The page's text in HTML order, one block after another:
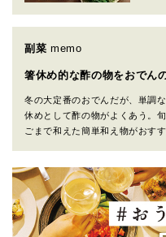
副菜 memo
箸休め的な酢の物をおでん
冬の大定番のおでんだが、単調
休めとして酢の物がよくあう。
ごまで和えた簡単和え物がおすす